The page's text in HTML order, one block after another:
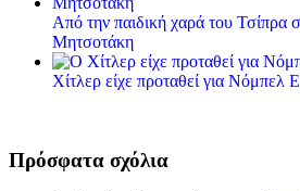
Από την παιδική χαρά του Τσίπρα
Μητσοτάκη
Χίτλερ είχε προταθεί για Νόμπελ
Πρόσφατα σχόλια